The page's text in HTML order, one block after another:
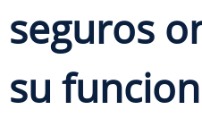
seguros
su